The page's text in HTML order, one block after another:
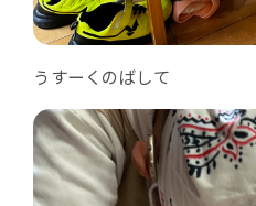
うすーくのばして